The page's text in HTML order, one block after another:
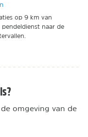
op 9 km van
pendeldienst naar de
omgeving van de